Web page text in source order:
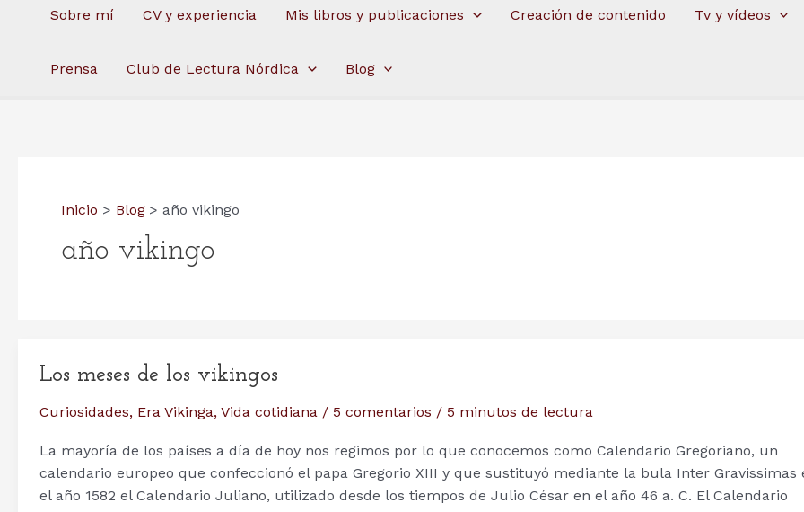
Sobre mí CV y experiencia Mis libros y publicaciones Creación de contenido Tv y vídeos
Prensa Club de Lectura Nórdica Blog
Inicio Blog año vikingo
año vikingo
Los meses de los vikingos
Curiosidades, Era Vikinga, Vida cotidiana / 5 comentarios / 5 minutos de lectura
La mayoría de los países a día de hoy nos regimos por lo que conocemos como Calendario Gregoriano, un
calendario europeo que confeccionó el papa Gregorio XIII y que sustituyó mediante la bula Inter Gravissimas
el año 1582 el Calendario Juliano, utilizado desde los tiempos de Julio César en el año 46 a. C. El Calendario